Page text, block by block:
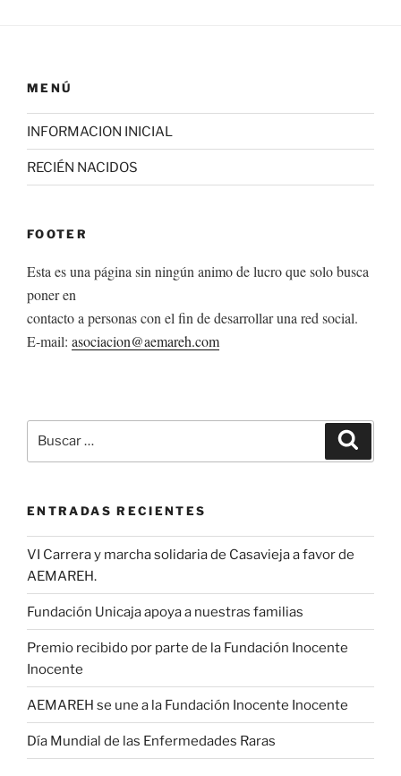
MENÚ
INFORMACION INICIAL
RECIÉN NACIDOS
FOOTER
Esta es una página sin ningún animo de lucro que solo busca
poner en
contacto a personas con el fin de desarrollar una red social.
E-mail: asociacion@aemareh.com
por:
ENTRADAS RECIENTES
VI Carrera y marcha solidaria de Casavieja a favor de
AEMAREH.
Fundación Unicaja apoya a nuestras familias
Premio recibido por parte de la Fundación Inocente
Inocente
AEMAREH se une a la Fundación Inocente Inocente
Día Mundial de las Enfermedades Raras